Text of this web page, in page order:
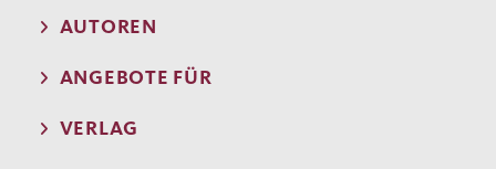
AUTOREN
ANGEBOTE FÜR
VERLAG